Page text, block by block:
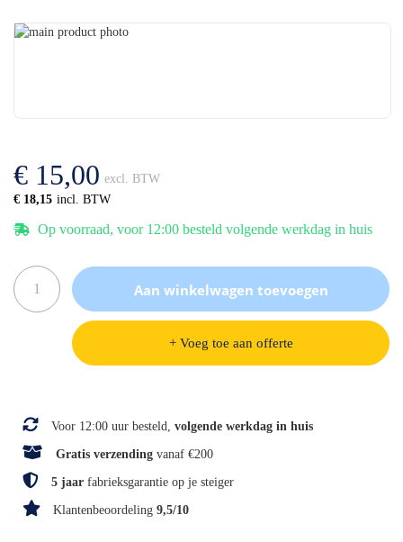
Ga
gallerij
€ 18,15
€ 15,00
Op voorraad, voor 12:00 besteld volgende werkdag in huis
Aan winkelwagen toevoegen
+ Voeg toe aan offerte
Voor 12:00 uur besteld, volgende werkdag in huis
Gratis verzending vanaf €200
5 jaar fabrieksgarantie op je steiger
Klantenbeoordeling 9,5/10